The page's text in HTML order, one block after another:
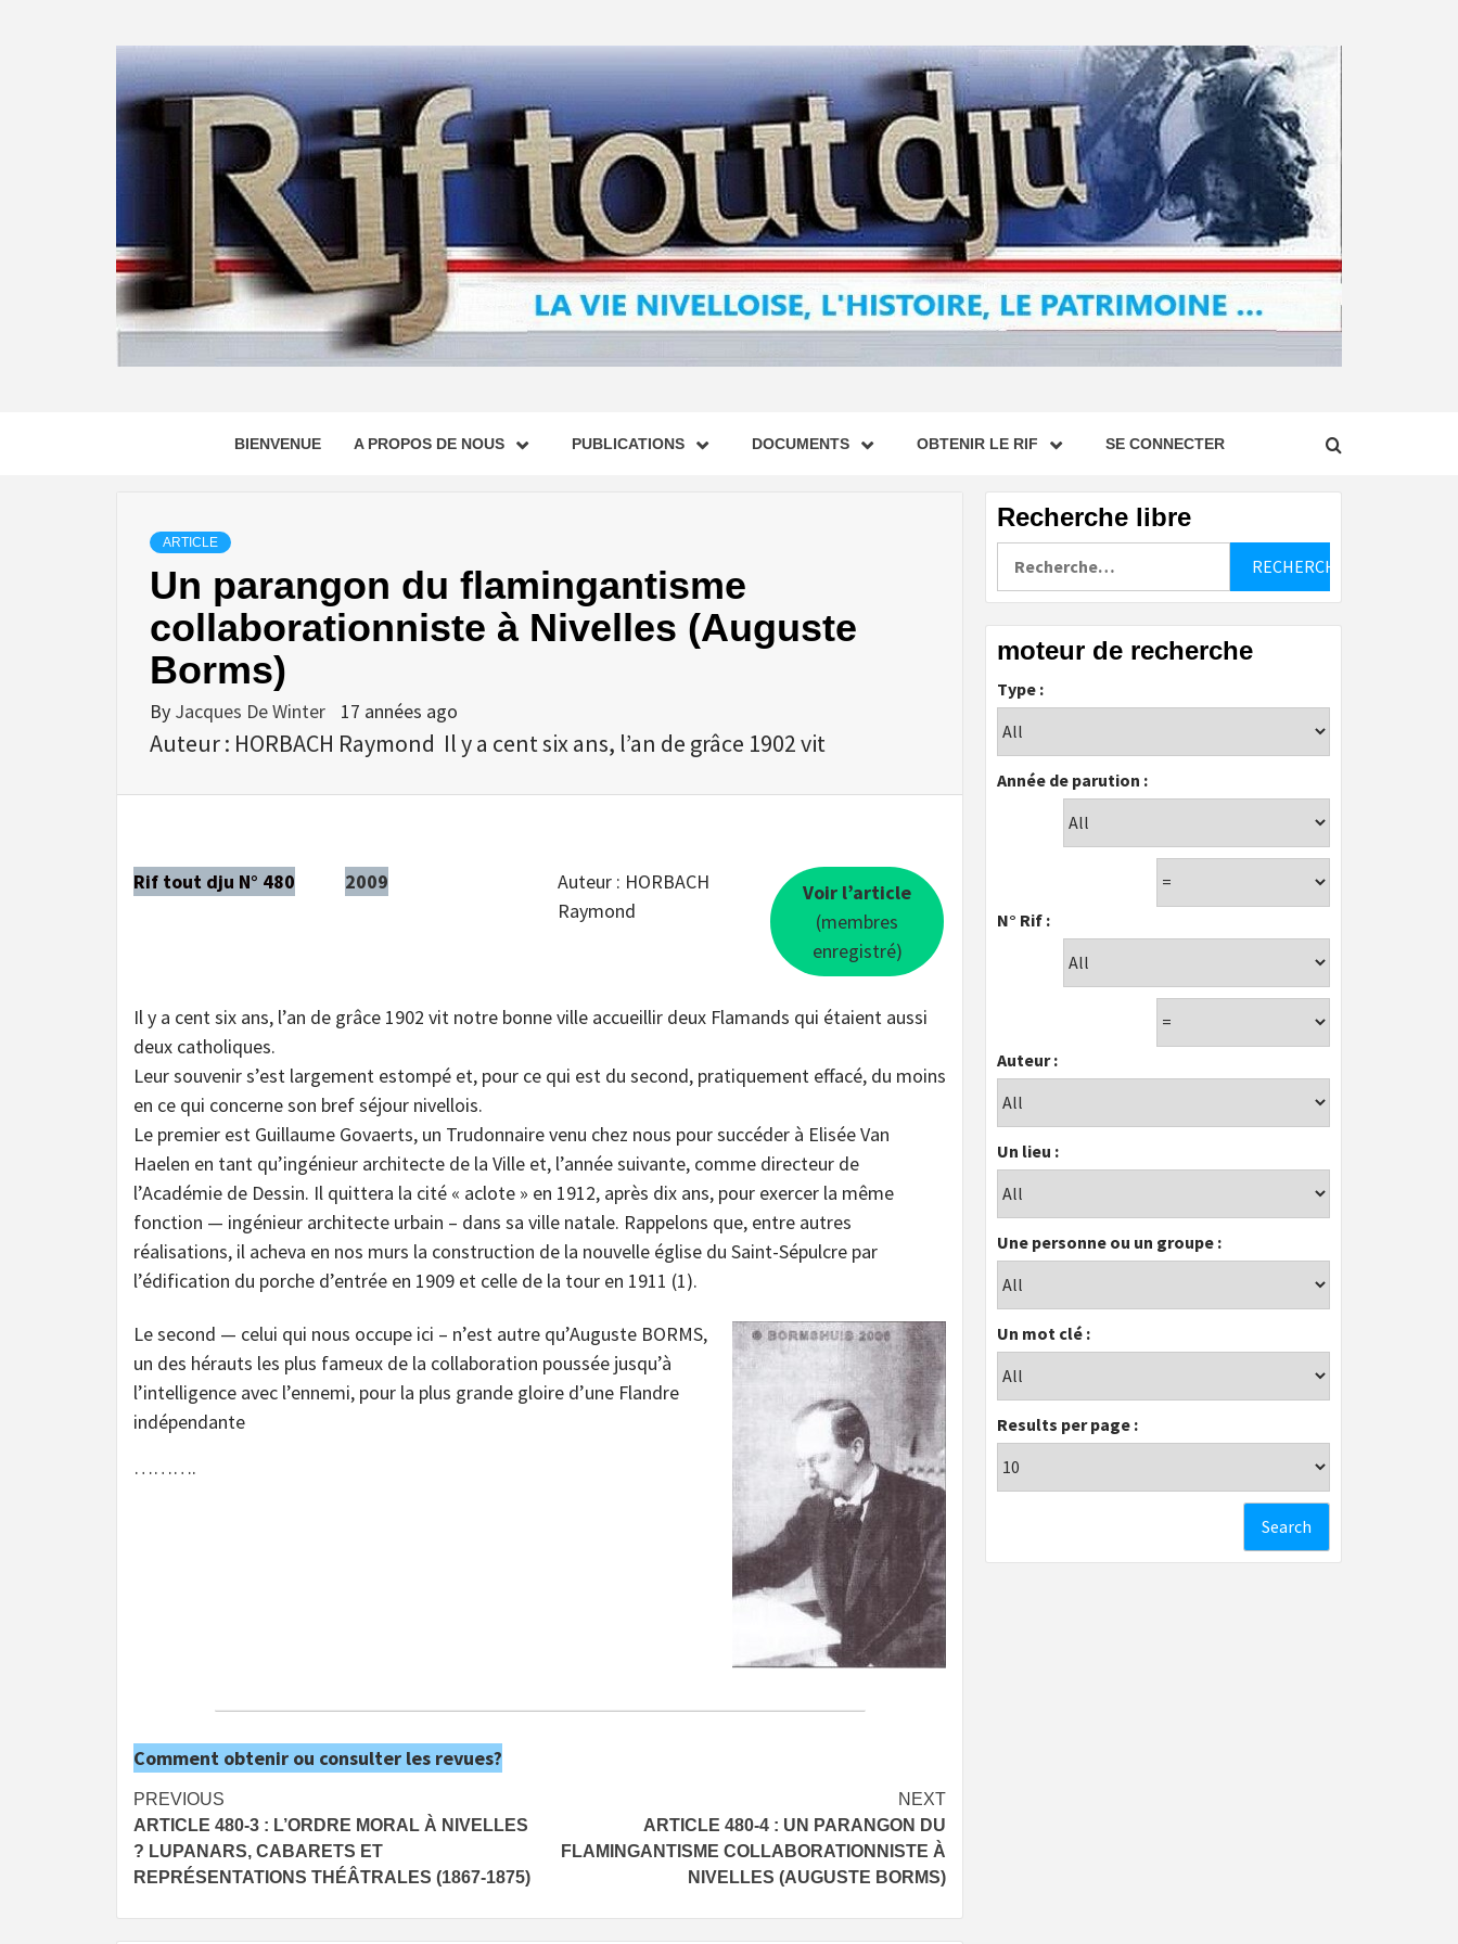
BIENVENUE A PROPOS DE NOUS PUBLICATIONS DOCUMENTS OBTENIR LE RIF SE CONNECTER
ARTICLE
Un parangon du flamingantisme
collaborationniste à Nivelles (Auguste
Borms)
By Jacques De Winter 17 années ago
Auteur : HORBACH Raymond Il y a cent six ans, l’an de grâce 1902 vit
Rif tout dju N° 480 2009
Auteur : HORBACH
Raymond
Voir l’article
(membres
enregistré)
Il y a cent six ans, l’an de grâce 1902 vit notre bonne ville accueillir deux Flamands qui étaient aussi
deux catholiques.
Leur souvenir s’est largement estompé et, pour ce qui est du second, pratiquement effacé, du moins
en ce qui concerne son bref séjour nivellois.
Le premier est Guillaume Govaerts, un Trudonnaire venu chez nous pour succéder à Elisée Van
Haelen en tant qu’ingénieur architecte de la Ville et, l’année suivante, comme directeur de
l’Académie de Dessin. Il quittera la cité « aclote » en 1912, après dix ans, pour exercer la même
fonction — ingénieur architecte urbain – dans sa ville natale. Rappelons que, entre autres
réalisations, il acheva en nos murs la construction de la nouvelle église du Saint-Sépulcre par
l’édification du porche d’entrée en 1909 et celle de la tour en 1911 (1).
Le second — celui qui nous occupe ici – n’est autre qu’Auguste BORMS,
un des hérauts les plus fameux de la collaboration poussée jusqu’à
l’intelligence avec l’ennemi, pour la plus grande gloire d’une Flandre
indépendante
……….
Comment obtenir ou consulter les revues?
Post
navigation
PREVIOUS
ARTICLE 480-3 : L’ORDRE MORAL À NIVELLES
? LUPANARS, CABARETS ET
REPRÉSENTATIONS THÉÂTRALES (1867-1875)
NEXT
ARTICLE 480-4 : UN PARANGON DU
FLAMINGANTISME COLLABORATIONNISTE À
NIVELLES (AUGUSTE BORMS)
Recherche libre
moteur de recherche
Type :
Année de parution :
N° Rif :
Auteur :
Un lieu :
Une personne ou un groupe :
Un mot clé :
Results per page :